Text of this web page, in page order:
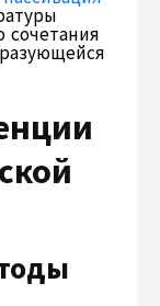
сочетания